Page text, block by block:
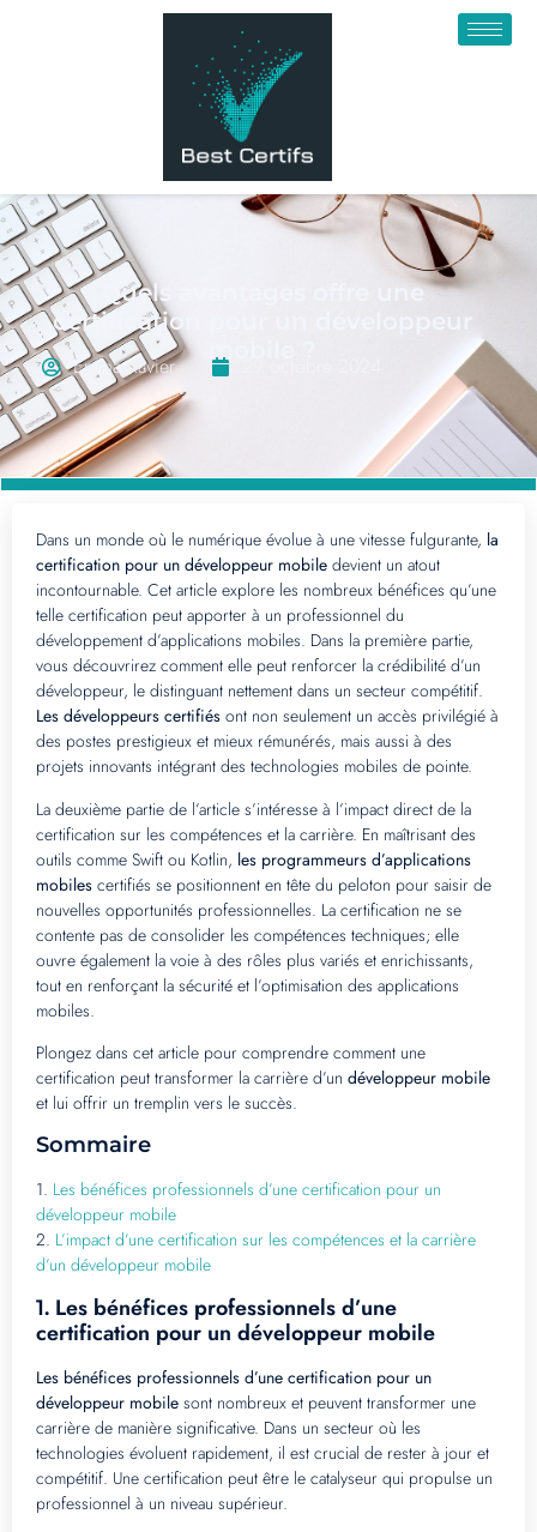
Quels avantages offre une
certification pour un développeur
mobile ?
Emma Xavier
Dans un monde où le numérique évolue à une vitesse fulgurante, la
certification pour un développeur mobile devient un atout
incontournable. Cet article explore les nombreux bénéfices qu’une
telle certification peut apporter à un professionnel du
développement d’applications mobiles. Dans la première partie,
vous découvrirez comment elle peut renforcer la crédibilité d’un
développeur, le distinguant nettement dans un secteur compétitif.
Les développeurs certifiés ont non seulement un accès privilégié à
des postes prestigieux et mieux rémunérés, mais aussi à des
projets innovants intégrant des technologies mobiles de pointe.
La deuxième partie de l’article s’intéresse à l’impact direct de la
certification sur les compétences et la carrière. En maîtrisant des
outils comme Swift ou Kotlin, les programmeurs d’applications
mobiles certifiés se positionnent en tête du peloton pour saisir de
nouvelles opportunités professionnelles. La certification ne se
contente pas de consolider les compétences techniques; elle
ouvre également la voie à des rôles plus variés et enrichissants,
tout en renforçant la sécurité et l’optimisation des applications
mobiles.
Plongez dans cet article pour comprendre comment une
certification peut transformer la carrière d’un développeur mobile
et lui offrir un tremplin vers le succès.
Sommaire
1. Les bénéfices professionnels d’une certification pour un
développeur mobile
2. L’impact d’une certification sur les compétences et la carrière
d’un développeur mobile
1. Les bénéfices professionnels d’une
certification pour un développeur mobile
Les bénéfices professionnels d’une certification pour un
développeur mobile sont nombreux et peuvent transformer une
carrière de manière significative. Dans un secteur où les
technologies évoluent rapidement, il est crucial de rester à jour et
compétitif. Une certification peut être le catalyseur qui propulse un
professionnel à un niveau supérieur.